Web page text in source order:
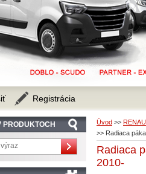
Úvod >>
>> Radiaca
Radiaca
2010-
PRODUKTOCH
Registrácia